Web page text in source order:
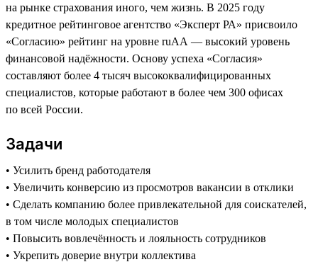
на рынке страхования иного, чем жизнь. В 2025 году
кредитное рейтинговое агентство «Эксперт РА» присвоило
«Согласию» рейтинг на уровне ruAA — высокий уровень
финансовой надёжности. Основу успеха «Согласия»
составляют более 4 тысяч высококвалифицированных
специалистов, которые работают в более чем 300 офисах
по всей России.
Задачи
• Усилить бренд работодателя
• Увеличить конверсию из просмотров вакансии в отклики
• Сделать компанию более привлекательной для соискателей,
в том числе молодых специалистов
• Повысить вовлечённость и лояльность сотрудников
• Укрепить доверие внутри коллектива